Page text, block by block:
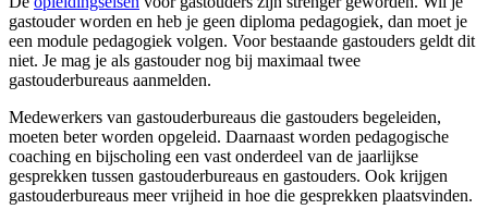
gastouder worden en heb je geen diploma pedagogiek, dan moet je
een module pedagogiek volgen. Voor bestaande gastouders geldt dit
niet. Je mag je als gastouder nog bij maximaal twee
gastouderbureaus aanmelden.
Medewerkers van gastouderbureaus die gastouders begeleiden,
moeten beter worden opgeleid. Daarnaast worden pedagogische
coaching en bijscholing een vast onderdeel van de jaarlijkse
gesprekken tussen gastouderbureaus en gastouders. Ook krijgen
gastouderbureaus meer vrijheid in hoe die gesprekken plaatsvinden.